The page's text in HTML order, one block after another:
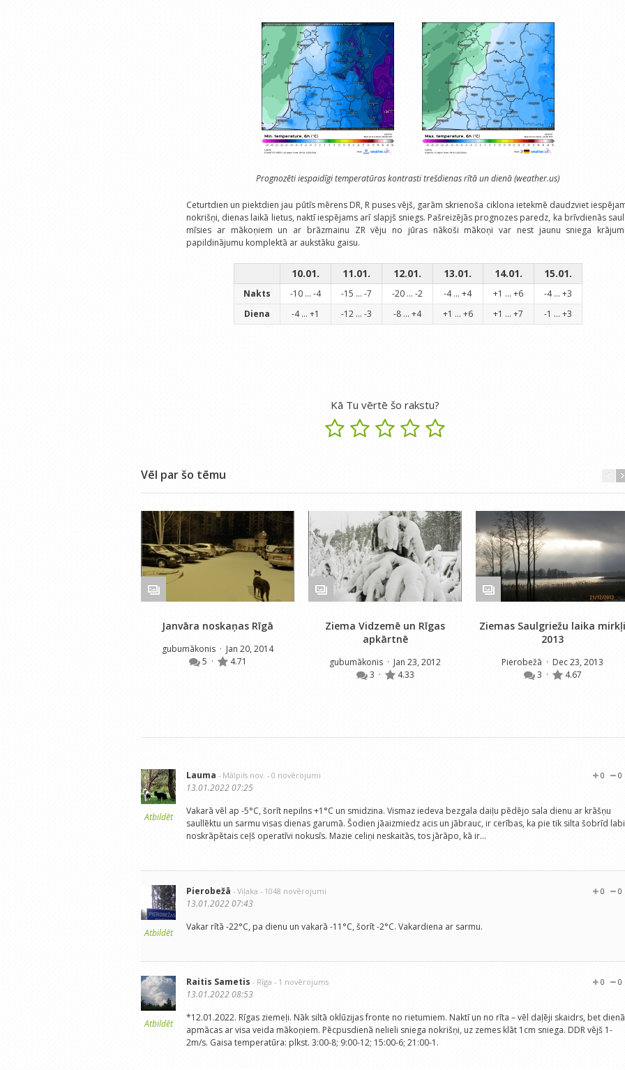
Prognozēti iespaidīgi temperatūras kontrasti trešdienas rītā un dienā (weather.us)
Ceturtdien un piektdien jau pūtīs mērens DR, R puses vējš, garām skrienoša ciklona ietekmē daudzviet
nokrišņi, dienas laikā lietus, naktī iespējams arī slapjš sniegs. Pašreizējās prognozes paredz, ka brīvdienās
mīsies ar mākoņiem un ar brāzmainu ZR vēju no jūras nākoši mākoņi var nest jaunu sniega
papildinājumu komplektā ar aukstāku gaisu.
10.01. 11.01. 12.01. 13.01. 14.01. 15.01.
Nakts -10 ... -4 -15 ... -7 -20 ... -2 -4 ... +4 +1 ... +6
-4 ... +3
Diena
-4 ... +1 -12 ... -3 -8 ... +4 +1 ... +6 +1 ... +7 -1 ... +3
Kā Tu vērtē šo rakstu?
Vēl par šo tēmu
Janvāra noskaņas Rīgā
gubumākonis · Jan 20, 2014
5 · 4.71
Ziema Vidzemē un Rīgas
apkārtnē
gubumākonis · Jan 23, 2012
3 · 4.33
Ziemas Saulgriežu laika mirkļi
2013
Pierobežā · Dec 23, 2013
3 · 4.67
Atbildēt
Lauma - Mālpils nov. - 0 novērojumi 0
0
13.01.2022 07:25
Vakarā vēl ap -5°C, šorīt nepilns +1°C un smidzina. Vismaz iedeva bezgala daiļu pēdējo sala dienu ar krāšņu
saullēktu un sarmu visas dienas garumā. Šodien jāaizmiedz acis un jābrauc, ir cerības, ka pie tik silta šobrīd labi
noskrāpētais ceļš operatīvi nokusīs. Mazie celiņi neskaitās, tos jārāpo, kā ir...
Atbildēt
Pierobežā - Viļaka - 1048 novērojumi 0
0
13.01.2022 07:43
Vakar rītā -22°C, pa dienu un vakarā -11°C, šorīt -2°C. Vakardiena ar sarmu.
Atbildēt
Raitis Sametis - Rīga - 1 novērojums 0
0
13.01.2022 08:53
*12.01.2022. Rīgas ziemeļi. Nāk siltā oklūzijas fronte no rietumiem. Naktī un no rīta – vēl daļēji skaidrs, bet dienā
apmācas ar visa veida mākoņiem. Pēcpusdienā nelieli sniega nokrišņi, uz zemes klāt 1cm sniega. DDR vējš 1-
2m/s. Gaisa temperatūra: plkst. 3:00-8; 9:00-12; 15:00-6; 21:00-1.